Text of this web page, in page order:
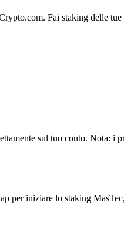
Fai staking delle
sul tuo conto. Nota: i
per iniziare lo staking